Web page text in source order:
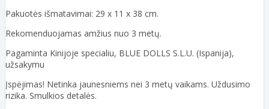
Pakuotės išmatavimai: 29 x 11 x 38 cm.
Rekomenduojamas amžius nuo 3 metų.
Pagaminta Kinijoje specialiu, BLUE DOLLS S.L.U. (Ispanija),
užsakymu
Įspėjimas! Netinka jaunesniems nei 3 metų vaikams. Uždusimo
rizika. Smulkios detalės.